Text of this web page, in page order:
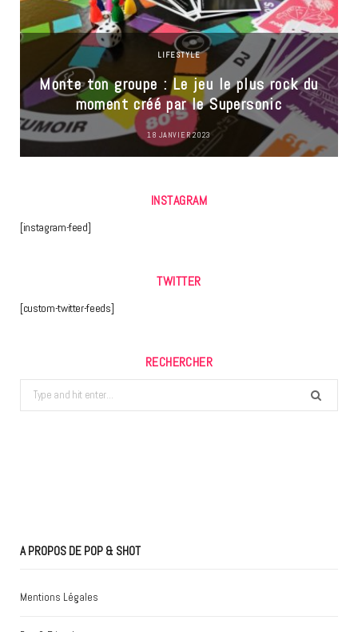
LIFESTYLE
Monte ton groupe : Le jeu le plus rock du
moment créé par le Supersonic
18 JANVIER 2023
INSTAGRAM
[instagram-feed]
TWITTER
[custom-twitter-feeds]
RECHERCHER
Search
for:
A PROPOS DE POP & SHOT
Mentions Légales